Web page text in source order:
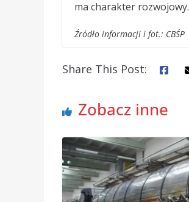
ma charakter rozwojowy.
Źródło informacji i fot.: CBŚP
Share This Post:
Zobacz inne